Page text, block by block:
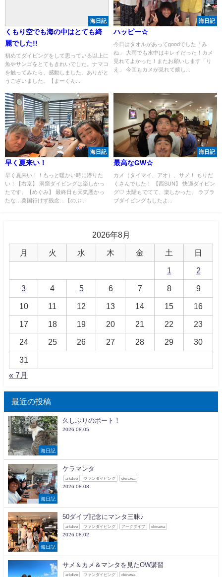
海日記
くもり空でも海の中はとても綺
麗でした!!
初めてダイビングをして思っている以上に
魚やサンゴをとてもきれいでした。ナマコ
を触ってみたら、感動しました。ありがと
うございました。【まーくん...
海日記
ハッピー☆
今日はタオルがあってgoodでした「み
ね」 大雨でも水中はキレイだった！カメ
見れてよかった！またお願いします「り
え」 今回もカメが見れて嬉し...
海日記
早く夏来い！
早く夏来い！！もっと暖かい時に潜りた
い！【右京】 洞窟ダイビングは楽しかっ
たです。【めぐみ】 最終日も天気悪かっ
たな…粟国行けず残念…【のぶ...
海日記
最高なGW☆
カメ（タイマイ、アオ）、サメ！ もりだ
くさんでした！ 【西SUN】 快適ダイビン
グ♡ 太陽もでてて、楽しかった。 ラブラ
ブダイビングもしたよ...
2026年8月
月 火 水 木 金 土 日
1 2
3 4 5 6 7 8 9
10 11 12 13 14 15 16
17 18 19 20 21 22 23
24 25 26 27 28 29 30
31
« 7月
最近の投稿
海日記
久しぶりのボート！
2026.08.05
海日記
ケラマンタ
arkdive ファンダイビング okinawa
2026.08.03
海日記
50ダイブ記念にマンタ三昧♪
arkdive ファンダイビング アークダイブ okinawa
2026.08.02
サメ＆カメ＆マンタを見たOW講習
arkdive ファンダイビング okinawa